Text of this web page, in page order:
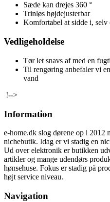
Sæde kan drejes 360 °
Trinløs højdejusterbar
Komfortabel at sidde i, selv
Vedligeholdelse
Tør let snavs af med en
Til rengøring anbefaler vi
vand
!-->
Information
e-home.dk slog dørene op i 2012
nichebutik. Idag er vi stadig en
Ud over elektronik er butikken
artikler og mange udendørs
hønsehuse. Fokus er stadig på
højt service niveau.
Navigation